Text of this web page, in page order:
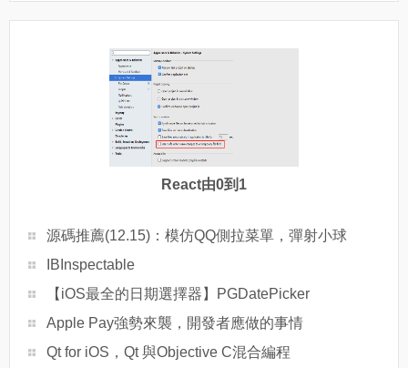
React由0到1
源碼推薦(12.15)：模仿QQ側拉菜單，彈射小球
IBInspectable
【iOS最全的日期選擇器】PGDatePicker
Apple Pay強勢來襲，開發者應做的事情
Qt for iOS，Qt 與Objective C混合編程